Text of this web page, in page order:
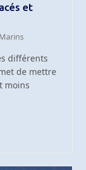
et
différents
de mettre
moins